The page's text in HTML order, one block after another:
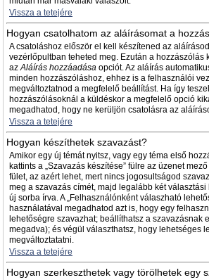
Vissza a tetejére
Hogyan csatolhatom az aláírásomat a
A csatoláshoz először el kell készítened az
vezérlőpultban teheted meg. Ezután a hozzászólás
azAláírás hozzáadása opciót. Az aláírás
minden hozzászóláshoz, ehhez is a felhasználói
megváltoztatnod a megfelelő beállítást. Ha így
hozzászólásoknál a küldéskor a megfelelő opció
megadhatod, hogy ne kerüljön csatolásra az
Vissza a tetejére
Hogyan készíthetek szavazást?
Amikor egy új témát nyitsz, vagy egy téma első
kattints a „Szavazás készítése” fülre az üzenet
fület, az azért lehet, mert nincs jogosultságod
meg a szavazás címét, majd legalább két
új sorba írva. A „Felhasználónként válaszható
használatával megadhatod azt is, hogy egy
lehetőségre szavazhat; beállíthatsz a szavazásnak
megadva); és végül választhatsz, hogy lehetséges
megváltoztatatni.
Vissza a tetejére
Hogyan szerkeszthetek vagy törölhetek egy